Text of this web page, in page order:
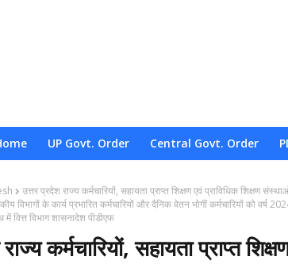
UP Govt. Order Central Govt. Order
उत्तर प्रदेश राज्य कर्मचारियों, सहायता प्राप्त शिक्षण एवं प्राविधिक शिक्षण
विभागों के कार्य प्रभारित कर्मचारियों और दैनिक वेतन भोगीं कर्मचारियों को वर्ष
वित्त विभाग शासनादेश पीडीएफ
कर्मचारियों, सहायता प्राप्त